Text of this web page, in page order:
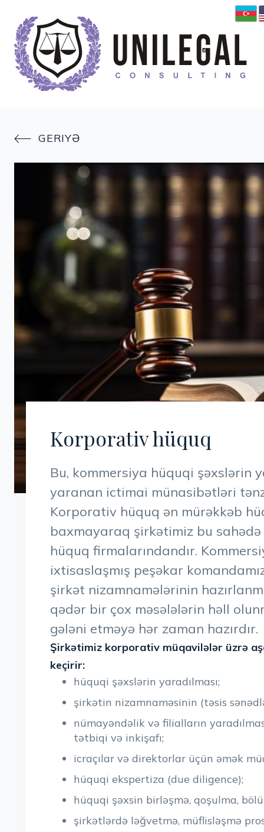
 GERIYƏ
Korporativ hüquq
Bu, kommersiya hüquqi şəxslərin
yaranan ictimai münasibətləri
Korporativ hüquq ən mürəkkəb
baxmayaraq şirkətimiz bu sahədə
hüquq firmalarındandır.
ixtisaslaşmış peşəkar
şirkət nizamnamələrinin
qədər bir çox məsələlərin həll
gələni etməyə hər zaman hazırdır.
Şirkətimiz korporativ müqavilələr üzrə
keçirir:
hüquqi şəxslərin yaradılması;
şirkətin nizamnaməsinin (təsis
nümayəndəlik və filialların
tətbiqi və inkişafı;
icraçılar və direktorlar üçün əmək
hüquqi ekspertiza (due diligence);
hüquqi şəxsin birləşmə, qoşulma,
şirkətlərdə ləğvetmə, müflisləşmə